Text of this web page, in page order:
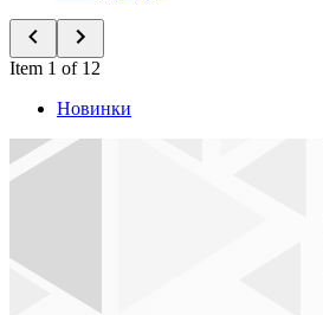
Item 1 of 12
Новинки